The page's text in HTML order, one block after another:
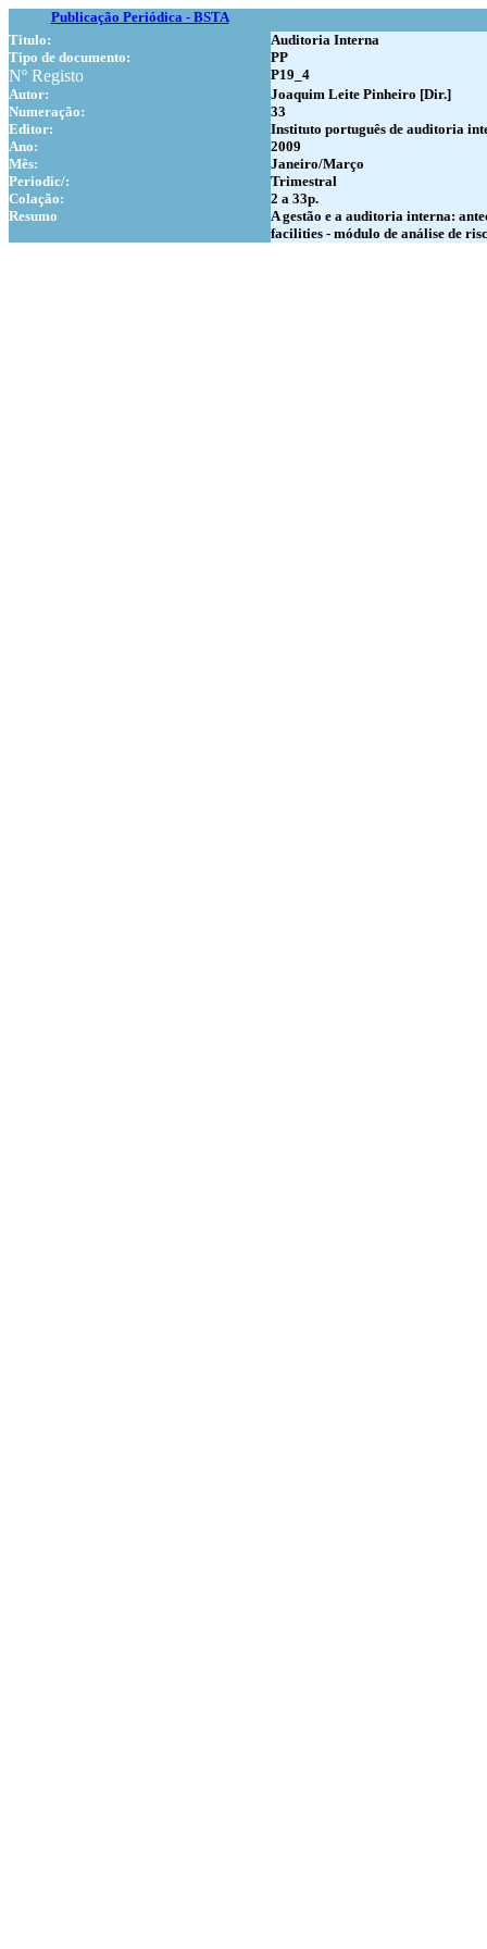
Publicação Periódica - BSTA
Titulo:
Auditoria Interna
Tipo de documento:
PP
Nº Registo
P19_4
Autor:
Joaquim Leite Pinheiro [Dir.]
Numeração:
33
Editor:
Instituto português de auditoria
Ano:
2009
Mês:
Janeiro/Março
Periodic/:
Trimestral
Colação:
2 a 33p.
Resumo
A gestão e a auditoria interna:
facilities - módulo de análise de